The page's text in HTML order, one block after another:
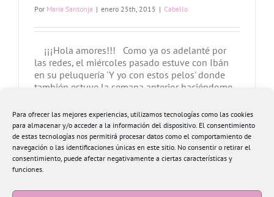
Para ofrecer las mejores experiencias, utilizamos tecnologías como las cookies
para almacenar y/o acceder a la información del dispositivo. El consentimiento
de estas tecnologías nos permitirá procesar datos como el comportamiento de
navegación o las identificaciones únicas en este sitio. No consentir o retirar el
consentimiento, puede afectar negativamente a ciertas características y
funciones.
Por Maria Santonja | enero 25th, 2015 | Cabello
¡¡¡Hola amores!!! Como ya os adelanté por
las redes, el miércoles pasado estuve con Ibán
en su peluquería 'Y yo con estos pelos' donde
también estuve la semana anterior haciéndome
momento cuando Ibán me recomendó que me
hiciera una exfoliación capilar. Nunca [...]
Más información 3